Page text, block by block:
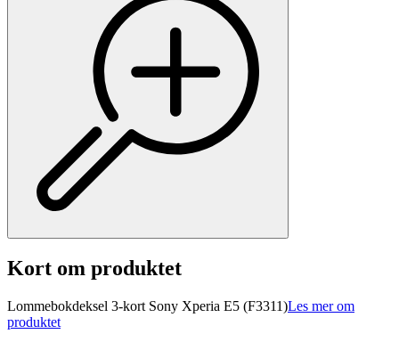
Kort om produktet
Lommebokdeksel 3-kort Sony Xperia E5 (F3311)Les mer om
produktet